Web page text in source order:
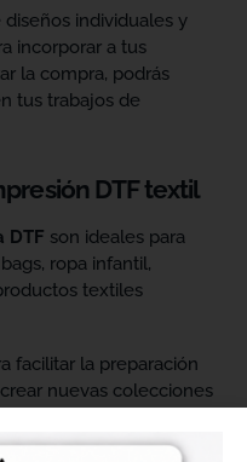
individuales y
incorporar a tus
la compra, podrás
tus trabajos de
DTF textil
DTF son ideales para
ropa infantil,
textiles
facilitar la preparación
nuevas colecciones
necesidades, preparar